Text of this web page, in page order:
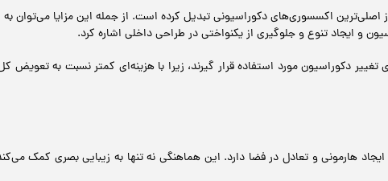
اصلی‌ترین اکسسوری‌های دکوراسیونی تبدیل کرده است. از جمله این مزایا می‌توان
و ایجاد تنوع و جلوگیری از یکنواختی در طراحی داخلی اشاره کرد.
دکوراسیون مورد استفاده قرار گیرند، زیرا با هزینه‌ای کمتر نسبت به تعویض
هارمونی و تعادل در فضا دارد. این هماهنگی نه تنها به زیبایی بصری کمک